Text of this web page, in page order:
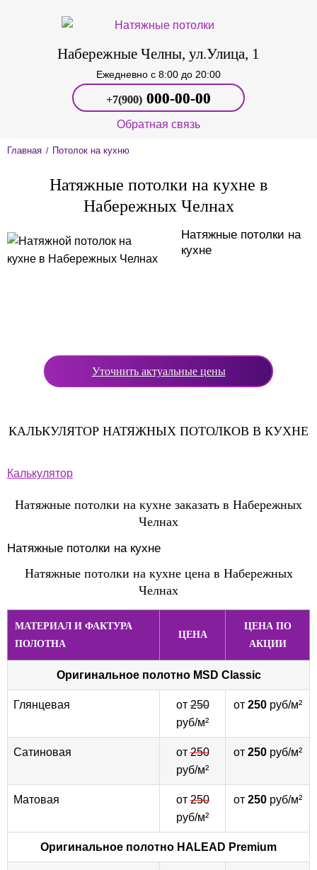
Набережные Челны, ул.Улица, 1
Ежедневно c 8:00 до 20:00
+7(900) 000‑00-00
Обратная связь
Главная / Потолок на кухню
Натяжные потолки на кухне в
Набережных Челнах
Натяжные потолки на
кухне
Уточнить актуальные цены
КАЛЬКУЛЯТОР НАТЯЖНЫХ ПОТОЛКОВ В КУХНЕ
Калькулятор
Натяжные потолки на кухне заказать в Набережных
Челнах
Натяжные потолки на кухне
Натяжные потолки на кухне цена в Набережных
Челнах
МАТЕРИАЛ И ФАКТУРА
ПОЛОТНА
ЦЕНА
ЦЕНА ПО
АКЦИИ
Оригинальное полотно MSD Classic
Глянцевая от250
руб/м²
от 250руб/м²
Сатиновая от250
руб/м²
от 250руб/м²
Матовая от250
руб/м²
от 250руб/м²
Оригинальное полотно HALEAD Premium